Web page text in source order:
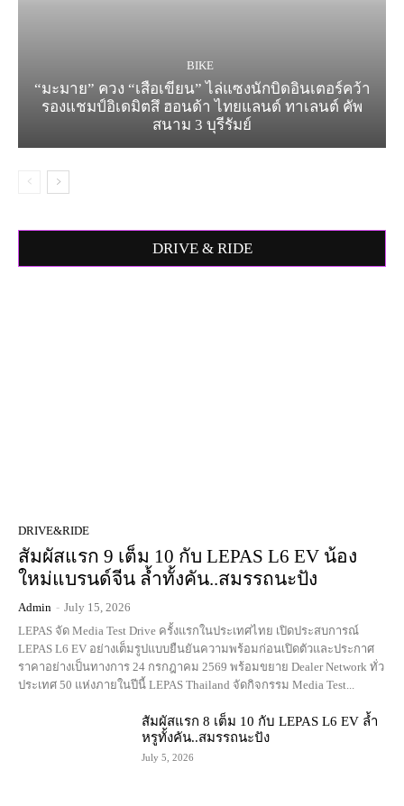
BIKE
“มะมาย” ควง “เสือเขียน” ไล่แซงนักบิดอินเตอร์คว้า
รองแชมป์อิเดมิตสึ ฮอนด้า ไทยแลนด์ ทาเลนต์ คัพ
สนาม 3 บุรีรัมย์
DRIVE & RIDE
DRIVE&RIDE
สัมผัสแรก 9 เต็ม 10 กับ LEPAS L6 EV น้อง
ใหม่แบรนด์จีน ล้ำทั้งคัน..สมรรถนะปัง
Admin - July 15, 2026
LEPAS จัด Media Test Drive ครั้งแรกในประเทศไทย เปิดประสบการณ์
LEPAS L6 EV อย่างเต็มรูปแบบยืนยันความพร้อมก่อนเปิดตัวและประกาศ
ราคาอย่างเป็นทางการ 24 กรกฎาคม 2569 พร้อมขยาย Dealer Network ทั่ว
ประเทศ 50 แห่งภายในปีนี้ LEPAS Thailand จัดกิจกรรม Media Test...
สัมผัสแรก 8 เต็ม 10 กับ LEPAS L6 EV ล้ำ
หรูทั้งคัน..สมรรถนะปัง
July 5, 2026